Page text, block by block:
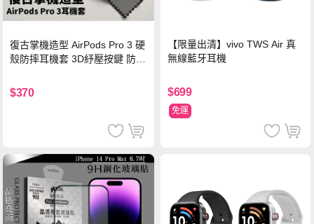
復古掌機造型 AirPods Pro 3 硬
殼防摔耳機套 3D紓壓按鍵 防開
$370
【限量出清】vivo TWS Air 真
無線藍牙耳機
$699
免運